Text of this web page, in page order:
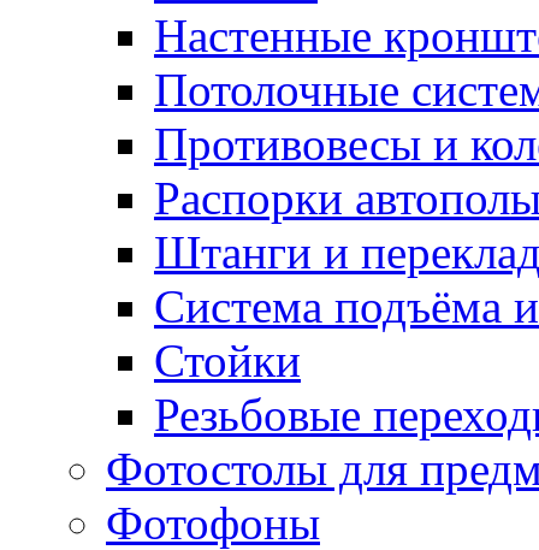
Настенные
Потолочные
Противовесы и
Распорки
Штанги и
Система подъёма
Стойки
Резьбовые
Фотостолы для
Фотофоны